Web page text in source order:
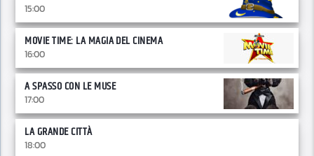
15:00
MOVIE TIME: LA MAGIA DEL CINEMA
16:00
A SPASSO CON LE MUSE
17:00
LA GRANDE CITTÀ
18:00